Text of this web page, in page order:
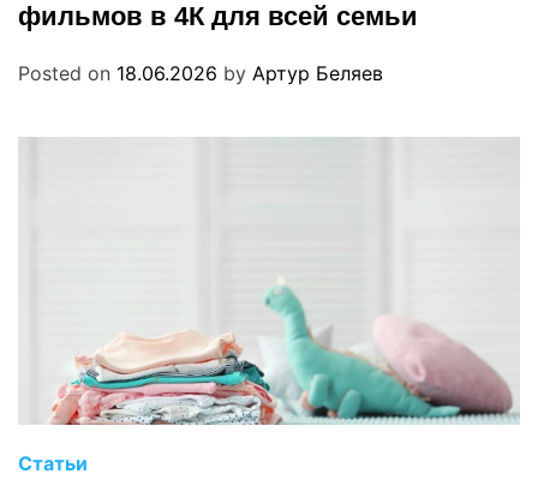
фильмов в 4К для всей семьи
Posted on 18.06.2026 by Артур Беляев
Статьи